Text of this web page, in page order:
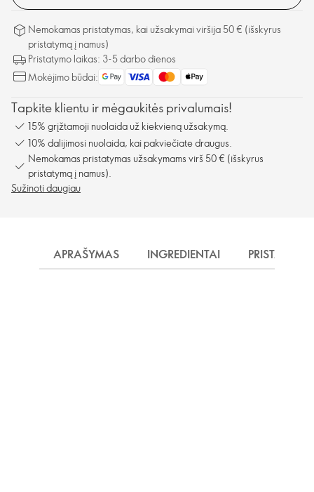
Nemokamas pristatymas, kai užsakymai viršija 50 € (išskyrus
pristatymą į namus)
Pristatymo laikas: 3-5 darbo dienos
Mokėjimo būdai:
Tapkite klientu ir mėgaukitės privalumais!
15% grįžtamoji nuolaida už kiekvieną užsakymą.
10% dalijimosi nuolaida, kai pakviečiate draugus.
Nemokamas pristatymas užsakymams virš 50 € (išskyrus
pristatymą į namus).
Sužinoti daugiau
APRAŠYMAS INGREDIENTAI